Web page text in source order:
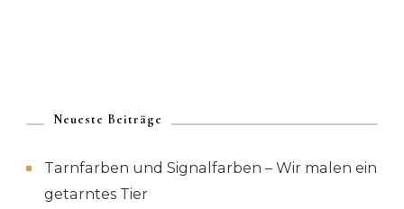
Neueste Beiträge
Tarnfarben und Signalfarben – Wir malen ein
getarntes Tier